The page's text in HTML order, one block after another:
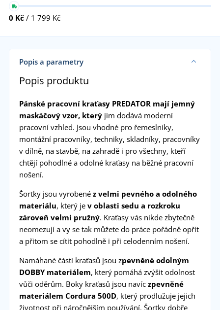
0 Kč / 1 799 Kč
Popis a parametry
Popis produktu
Pánské pracovní kraťasy PREDATOR mají jemný
maskáčový vzor, který jim dodává moderní
pracovní vzhled. Jsou vhodné pro řemeslníky,
montážní pracovníky, techniky, skladníky, pracovníky
v dílně, na stavbě, na zahradě i pro všechny, kteří
chtějí pohodlné a odolné kraťasy na běžné pracovní
nošení.
Šortky jsou vyrobené z velmi pevného a odolného
materiálu, který je v oblasti sedu a rozkroku
zároveň velmi pružný. Kraťasy vás nikde zbytečně
neomezují a vy se tak můžete do práce pořádně opřít
a přitom se cítit pohodlně i při celodenním nošení.
Namáhané části kraťasů jsou zpevněné odolným
DOBBY materiálem, který pomáhá zvýšit odolnost
vůči oděrům. Boky kraťasů jsou navíc zpevněné
materiálem Cordura 500D, který prodlužuje jejich
životnost při náročnějším používání. Šortky dobře